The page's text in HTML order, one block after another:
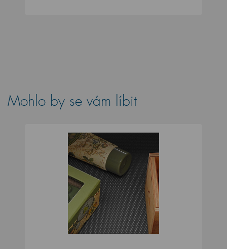
Mohlo by se vám líbit